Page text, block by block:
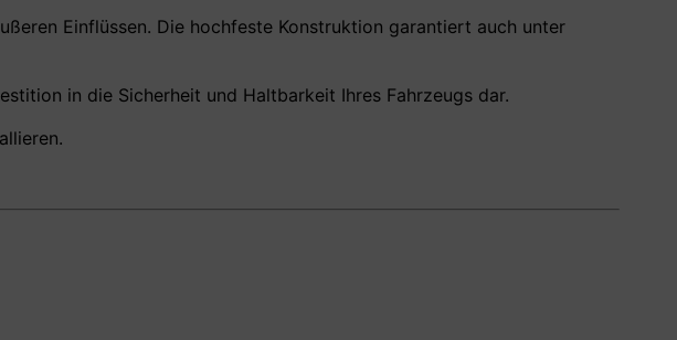
Einflüssen. Die hochfeste Konstruktion garantiert auch unter
in die Sicherheit und Haltbarkeit Ihres Fahrzeugs dar.